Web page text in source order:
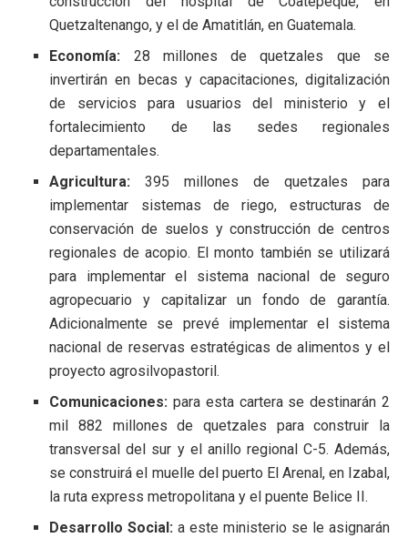
Quetzaltenango, y el de Amatitlán, en Guatemala.
Economía: 28 millones de quetzales que se
invertirán en becas y capacitaciones, digitalización
de servicios para usuarios del ministerio y el
fortalecimiento de las sedes regionales
departamentales.
Agricultura: 395 millones de quetzales para
implementar sistemas de riego, estructuras de
conservación de suelos y construcción de centros
regionales de acopio. El monto también se utilizará
para implementar el sistema nacional de seguro
agropecuario y capitalizar un fondo de garantía.
Adicionalmente se prevé implementar el sistema
nacional de reservas estratégicas de alimentos y el
proyecto agrosilvopastoril.
Comunicaciones: para esta cartera se destinarán 2
mil 882 millones de quetzales para construir la
transversal del sur y el anillo regional C-5. Además,
se construirá el muelle del puerto El Arenal, en Izabal,
la ruta express metropolitana y el puente Belice II.
Desarrollo Social: a este ministerio se le asignarán